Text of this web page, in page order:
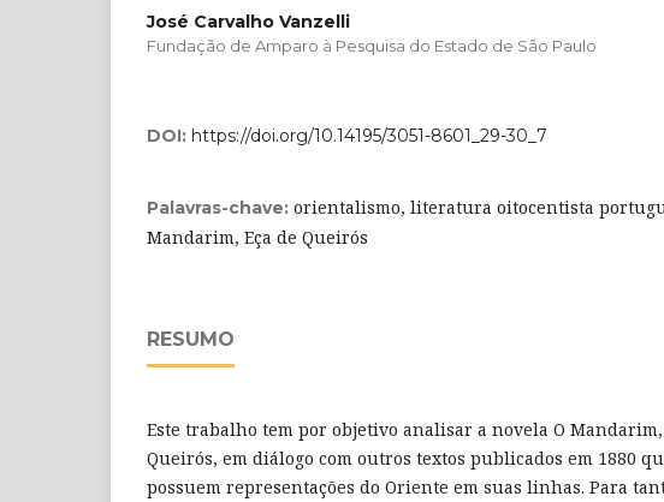
José Carvalho Vanzelli
Fundação de Amparo à Pesquisa do Estado de São Paulo
DOI: https://doi.org/10.14195/3051-8601_29-30_7
Palavras-chave: orientalismo, literatura oitocentista
Mandarim, Eça de Queirós
RESUMO
Este trabalho tem por objetivo analisar a novela O Mandarim,
Queirós, em diálogo com outros textos publicados em 1880
possuem representações do Oriente em suas linhas. Para